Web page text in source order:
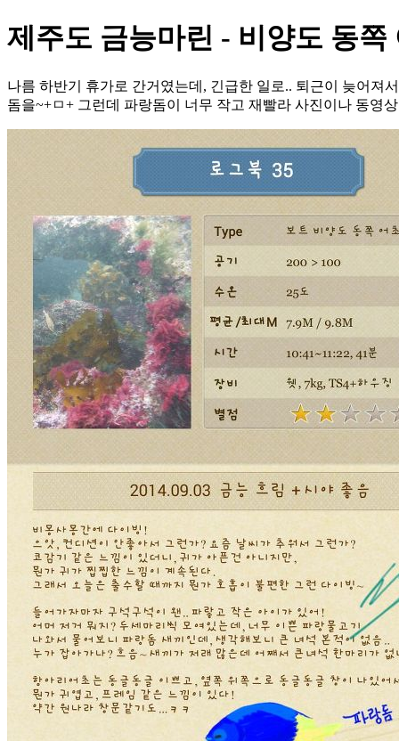
제주도 금능마린 - 비양도 동쪽
나름 하반기 휴가로 간거였는데, 긴급한 일로.. 퇴근이 늦어져
돔을~+ㅁ+ 그런데 파랑돔이 너무 작고 재빨라 사진이나 동영